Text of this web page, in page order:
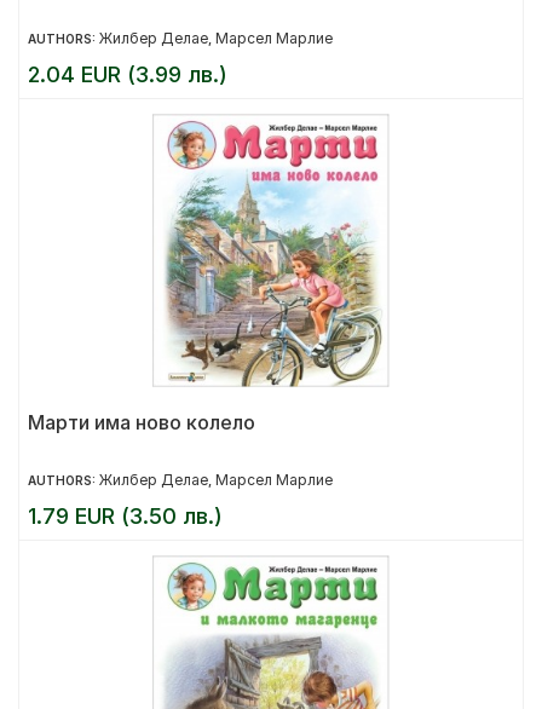
AUTHORS: Жилбер Делае Марсел Марлие
2.04 EUR (3.99 лв.)
Марти има ново колело
AUTHORS: Жилбер Делае Марсел Марлие
1.79 EUR (3.50 лв.)